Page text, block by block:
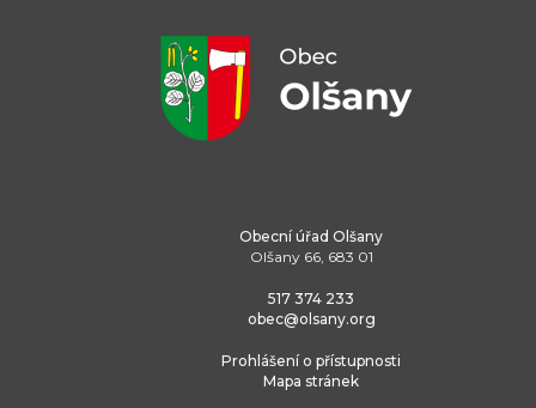
Obecní úřad Olšany
Olšany 66, 683 01
517 374 233
obec@olsany.org
Prohlášení o přístupnosti
Mapa stránek